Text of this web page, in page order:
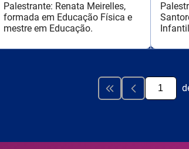
Palestrante: Renata Meirelles,
formada em Educação Física e
mestre em Educação.